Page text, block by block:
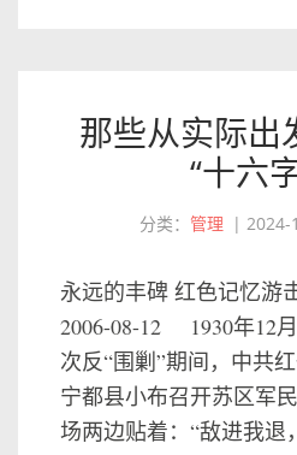
那些从实际出
“十六
分类： 管理 | 2024-
永远的丰碑 红色记忆游
2006-08-12 1930年12
次反“围剿”期间，中共
宁都县小布召开苏区军
场两边贴着：“敌进我退